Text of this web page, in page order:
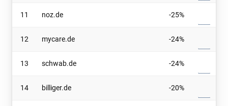
11 noz.de -25%
12 mycare.de -24%
13 schwab.de -24%
14 billiger.de -20%